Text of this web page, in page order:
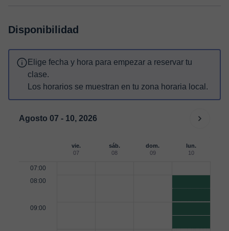
Disponibilidad
Elige fecha y hora para empezar a reservar tu
clase.
Los horarios se muestran en tu zona horaria local.
Agosto 07 - 10, 2026
vie.
07
sáb.
08
dom.
09
lun.
10
07:00
08:00
09:00